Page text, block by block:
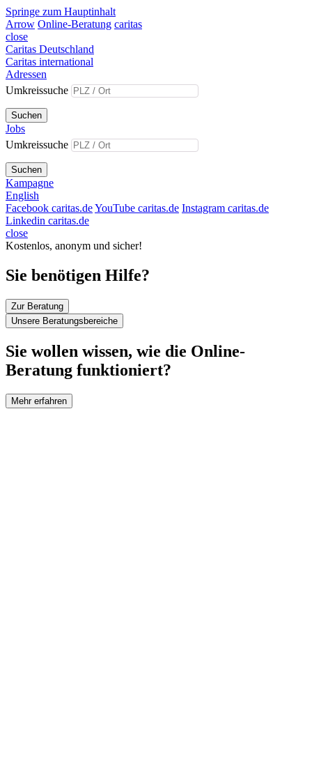
Springe zum Hauptinhalt
Arrow Online-Beratung caritas
close
Caritas Deutschland
Caritas international
Adressen
Umkreissuche
Suchen
Jobs
Umkreissuche
Suchen
Kampagne
English
Facebook caritas.deYouTube caritas.de Instagram caritas.de
Linkedin caritas.de
close
Kostenlos, anonym und sicher!
Sie benötigen Hilfe?
Zur Beratung
Unsere Beratungsbereiche
Sie wollen wissen, wie die Online-
Beratung funktioniert?
Mehr erfahren